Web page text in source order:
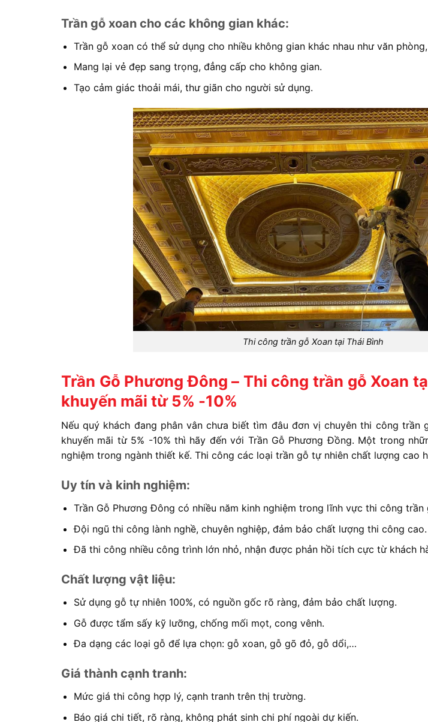
Trần gỗ xoan cho các không gian khác:
Trần gỗ xoan có thể sử dụng cho nhiều không gian khác nhau như văn
Mang lại vẻ đẹp sang trọng, đẳng cấp cho không gian.
Tạo cảm giác thoải mái, thư giãn cho người sử dụng.
Thi công trần gỗ Xoan tại Thái Bình
Trần Gỗ Phương Đông – Thi công trần gỗ Xoan
khuyến mãi từ 5% -10%
Nếu quý khách đang phân vân chưa biết tìm đâu đơn vị chuyên thi công trần
khuyến mãi từ 5% -10% thì hãy đến với Trần Gỗ Phương Đồng. Một trong
nghiệm trong ngành thiết kế. Thi công các loại trần gỗ tự nhiên chất lượng cao
Uy tín và kinh nghiệm:
Trần Gỗ Phương Đông có nhiều năm kinh nghiệm trong lĩnh vực thi công trần
Đội ngũ thi công lành nghề, chuyên nghiệp, đảm bảo chất lượng thi công cao.
Đã thi công nhiều công trình lớn nhỏ, nhận được phản hồi tích cực từ khách
Chất lượng vật liệu:
Sử dụng gỗ tự nhiên 100%, có nguồn gốc rõ ràng, đảm bảo chất lượng.
Gỗ được tẩm sấy kỹ lưỡng, chống mối mọt, cong vênh.
Đa dạng các loại gỗ để lựa chọn: gỗ xoan, gỗ gõ đỏ, gỗ dổi,…
Giá thành cạnh tranh:
Mức giá thi công hợp lý, cạnh tranh trên thị trường.
Báo giá chi tiết, rõ ràng, không phát sinh chi phí ngoài dự kiến.